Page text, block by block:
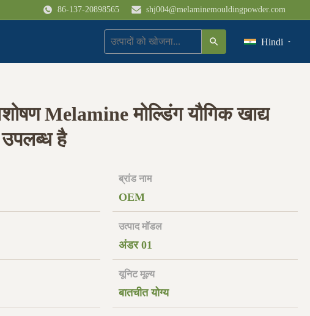
86-137-20898565 shj004@melaminemouldingpowder.com
Hindi
Melamine मोल्डिंग यौगिक खाद्य
है
ब्रांड नाम
OEM
उत्पाद मॉडल
अंडर 01
यूनिट मूल्य
बातचीत योग्य